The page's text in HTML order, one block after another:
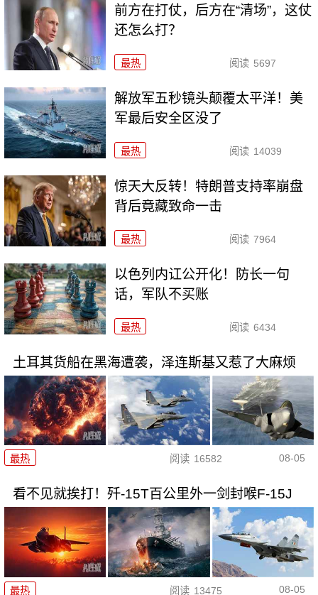
前方在打仗，后方在“清场”，这仗
还怎么打？
最热 阅读 5697
解放军五秒镜头颠覆太平洋！美
军最后安全区没了
最热 阅读 14039
惊天大反转！特朗普支持率崩盘
背后竟藏致命一击
最热 阅读 7964
以色列内讧公开化！防长一句
话，军队不买账
最热 阅读 6434
土耳其货船在黑海遭袭，泽连斯基又惹了大麻烦
最热 阅读 16582 08-05
看不见就挨打！歼-15T百公里外一剑封喉F-15J
最热 阅读 13475 08-05